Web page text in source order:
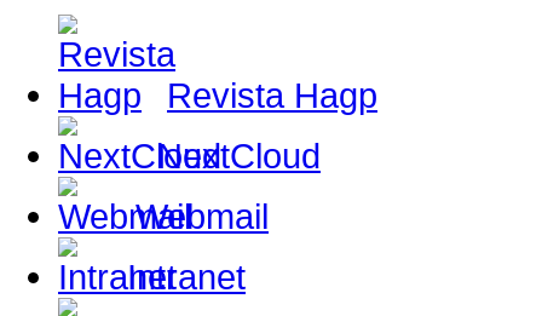
Revista Hagp
NextCloud
Webmail
Intranet